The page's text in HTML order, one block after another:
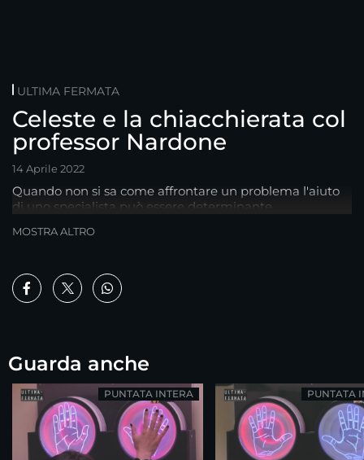
ULTIMA FERMATA
Celeste e la chiacchierata col
professor Nardone
14 Aprile 2022
Quando non si sa come affrontare un problema l'aiuto
di uno specialista può essere determinante
MOSTRA ALTRO
Guarda anche
PUNTATA INTERA PUNTATA